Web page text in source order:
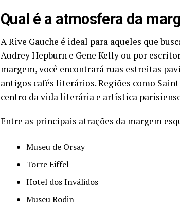
Qual é a atmosfera da
A Rive Gauche é ideal para aqueles que
Audrey Hepburn e Gene Kelly ou por
margem, você encontrará ruas estreitas
antigos cafés literários. Regiões como
centro da vida literária e artística
Entre as principais atrações da margem
Museu de Orsay
Torre Eiffel
Hotel dos Inválidos
Museu Rodin